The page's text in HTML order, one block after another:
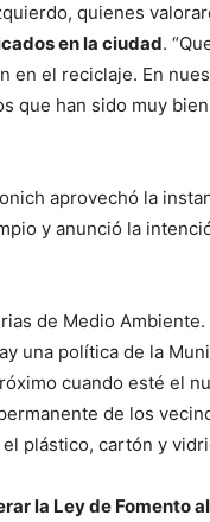
quienes
en la ciudad.
en el reciclaje. En
que han sido muy
aprovechó la
y anunció la
de Medio
una política de la
cuando esté el
de los
plástico, cartón y
la Ley de Fomento